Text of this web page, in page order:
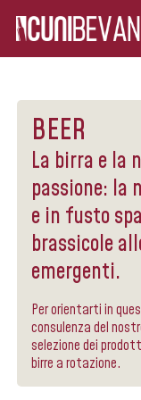
BEER
La birra e la
passione: la
e in fusto
brassicole
emergenti.
Per orientarti in
consulenza del
selezione dei
birre a rotazione.